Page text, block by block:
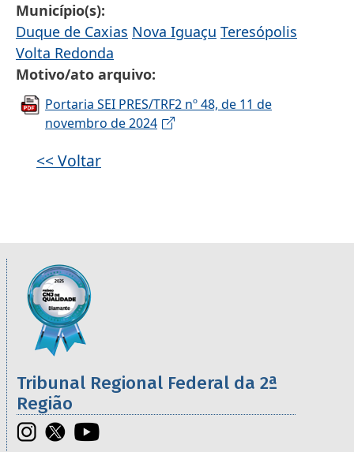
Município(s)
Duque de Caxias Nova Iguaçu Teresópolis
Volta Redonda
Motivo/ato arquivo
Portaria SEI PRES/TRF2 nº 48, de 11 de
novembro de 2024
<< Voltar
Informações úteis sobre os órgãos da 2ª
Imagem
Tribunal Regional Federal da 2ª
Região